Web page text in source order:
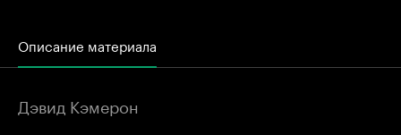
Описание материала
Дэвид Кэмерон